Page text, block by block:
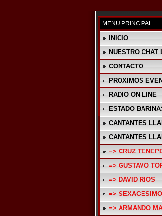
MENU PRINCIPAL
INICIO
NUESTRO CHAT
CONTACTO
PROXIMOS
RADIO ON LINE
ESTADO
CANTANTES
CANTANTES
=> CRUZ
=> GUSTAVO
=> DAVID RIOS
=>
=> ARMANDO